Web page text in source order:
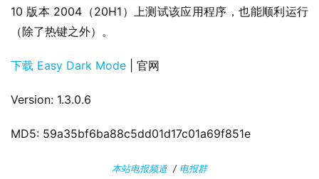
安
卓
苹
关
10 版本 2004（20H1）上测试该应用程序，也能顺利运行
（除了热键之外）。
下载 Easy Dark Mode | 官网
Version: 1.3.0.6
MD5: 59a35bf6ba88c5dd01d17c01a69f851e
本站电报频道/ 电报群